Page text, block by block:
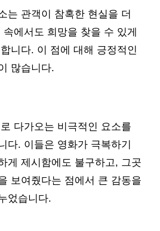
는 관객이 참혹한 현실을 더
에서도 희망을 찾을 수 있게
니다. 이 점에 대해 긍정적인
많습니다.
다가오는 비극적인 요소를
다. 이들은 영화가 극복하기
게 제시함에도 불구하고, 그곳
보여줬다는 점에서 큰 감동을
었습니다.